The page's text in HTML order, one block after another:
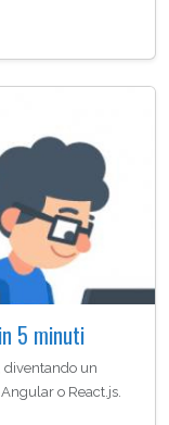
5 minuti
diventando un
o React.js.